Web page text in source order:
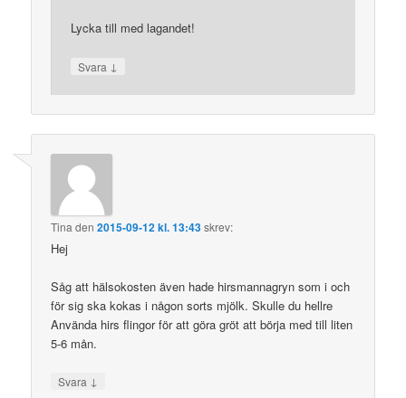
Lycka till med lagandet!
Svara ↓
Tina den2015-09-12 kl. 13:43skrev:
Hej
Såg att hälsokosten även hade hirsmannagryn som i och
för sig ska kokas i någon sorts mjölk. Skulle du hellre
Använda hirs flingor för att göra gröt att börja med till liten
5-6 mån.
Svara ↓